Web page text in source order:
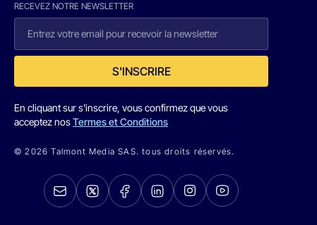
RECEVEZ NOTRE NEWSLETTER
S'INSCRIRE
En cliquant sur s'inscrire, vous confirmez que vous
acceptez nosTermes et Conditions
© 2026 Talmont Media SAS. tous droits réservés.